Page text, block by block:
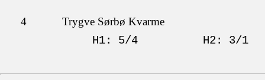
4 Trygve Sørbø Kvarme
H1: 5/4 H2: 3/1